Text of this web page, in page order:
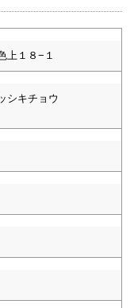
上１８−１
シキチョウ